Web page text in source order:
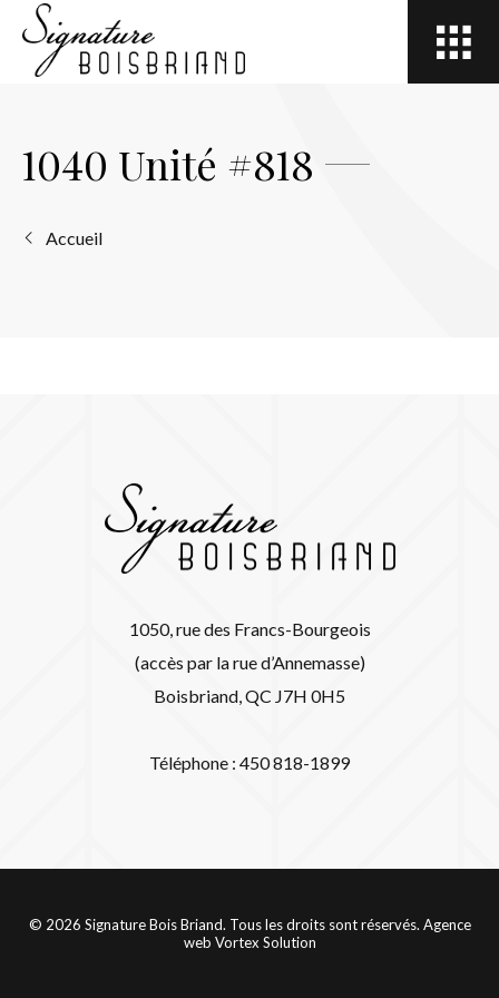
Open
navigation
Accueil
1040 Unité #818
1050, rue des Francs-Bourgeois
(accès par la rue d’Annemasse)
Boisbriand, QC J7H 0H5
Téléphone : 450 818-1899
© 2026 Signature Bois Briand. Tous les droits sont réservés. Agence
web Vortex Solution